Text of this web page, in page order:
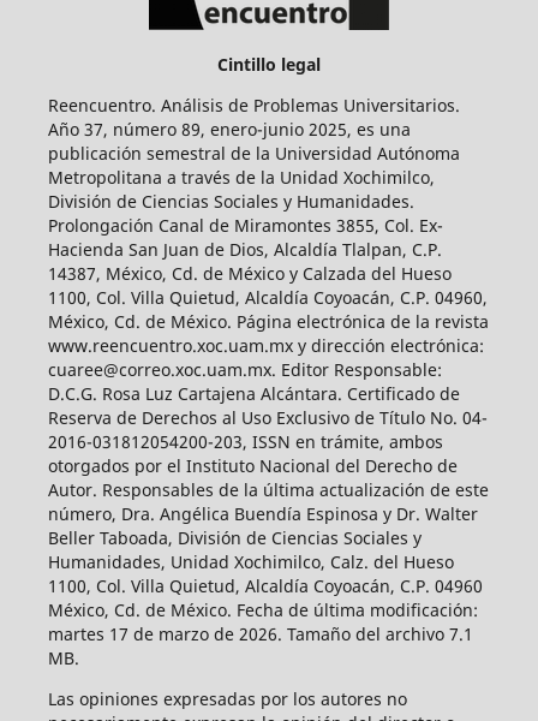
Cintillo legal
Reencuentro. Análisis de Problemas Universitarios.
Año 37, número 89, enero-junio 2025, es una
publicación semestral de la Universidad Autónoma
Metropolitana a través de la Unidad Xochimilco,
División de Ciencias Sociales y Humanidades.
Prolongación Canal de Miramontes 3855, Col. Ex-
Hacienda San Juan de Dios, Alcaldía Tlalpan, C.P.
14387, México, Cd. de México y Calzada del Hueso
1100, Col. Villa Quietud, Alcaldía Coyoacán, C.P. 04960,
México, Cd. de México. Página electrónica de la revista
www.reencuentro.xoc.uam.mx y dirección electrónica:
cuaree@correo.xoc.uam.mx. Editor Responsable:
D.C.G. Rosa Luz Cartajena Alcántara. Certificado de
Reserva de Derechos al Uso Exclusivo de Título No. 04-
2016-031812054200-203, ISSN en trámite, ambos
otorgados por el Instituto Nacional del Derecho de
Autor. Responsables de la última actualización de este
número, Dra. Angélica Buendía Espinosa y Dr. Walter
Beller Taboada, División de Ciencias Sociales y
Humanidades, Unidad Xochimilco, Calz. del Hueso
1100, Col. Villa Quietud, Alcaldía Coyoacán, C.P. 04960
México, Cd. de México. Fecha de última modificación:
martes 17 de marzo de 2026. Tamaño del archivo 7.1
MB.
Las opiniones expresadas por los autores no